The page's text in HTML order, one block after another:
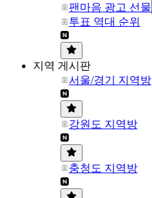
팬마음 광고 선물
투표 역대 순위
지역 게시판
서울/경기 지역방
강원도 지역방
충청도 지역방